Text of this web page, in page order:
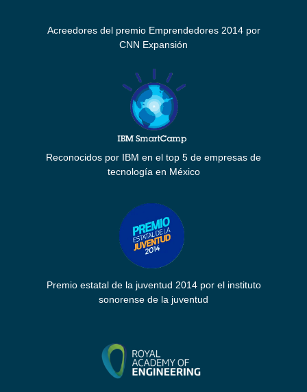
Acreedores del premio Emprendedores 2014 por
CNN Expansión
Reconocidos por IBM en el top 5 de empresas de
tecnología en México
Premio estatal de la juventud 2014 por el instituto
sonorense de la juventud